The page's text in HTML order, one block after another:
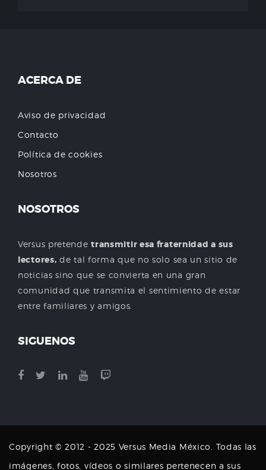
ACERCA DE
Aviso de privacidad
Contacto
Política de cookies
Nosotros
NOSOTROS
Versus pretendetransmitir esa fraternidad a sus
lectores, de tal forma que no solo sea un sitio de
noticias sino que se convierta en una gran
comunidad que transmita el sentimiento de estar
entre familiares y amigos.
SIGUENOS
Copyright © 2012 - 2025 Versus Media México. Todas las
imágenes, fotos, vídeos o similares pertenecen a sus